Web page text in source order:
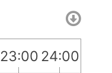
23:00 24:00